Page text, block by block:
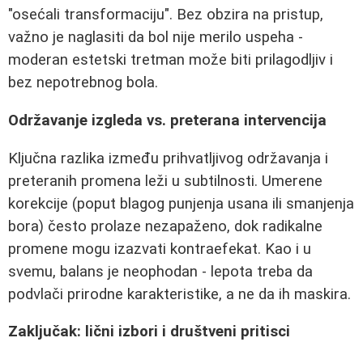
"osećali transformaciju". Bez obzira na pristup,
važno je naglasiti da bol nije merilo uspeha -
moderan estetski tretman može biti prilagodljiv i
bez nepotrebnog bola.
Održavanje izgleda vs. preterana intervencija
Ključna razlika između prihvatljivog održavanja i
preteranih promena leži u subtilnosti. Umerene
korekcije (poput blagog punjenja usana ili smanjenja
bora) često prolaze nezapaženo, dok radikalne
promene mogu izazvati kontraefekat. Kao i u
svemu, balans je neophodan - lepota treba da
podvlači prirodne karakteristike, a ne da ih maskira.
Zaključak: lični izbori i društveni pritisci